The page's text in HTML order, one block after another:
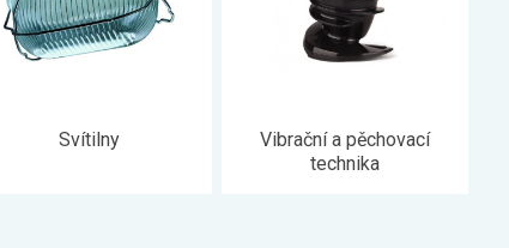
Svítilny
Vibrační a pěchovací
technika